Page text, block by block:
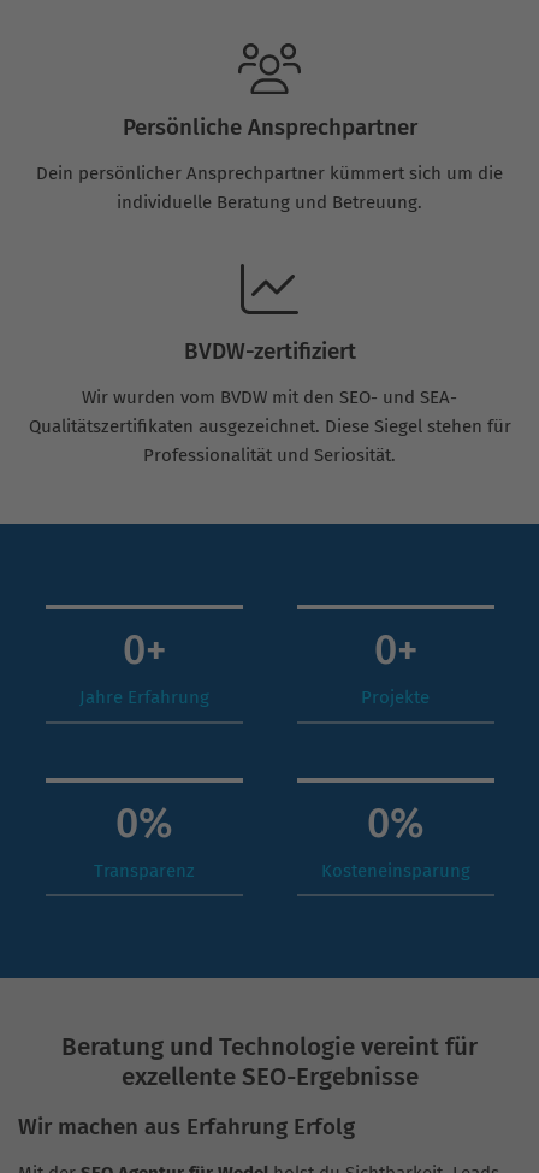
Persönliche Ansprechpartner
Dein persönlicher Ansprechpartner kümmert sich um die
individuelle Beratung und Betreuung.
BVDW-zertifiziert
Wir wurden vom BVDW mit den SEO- und SEA-
Qualitätszertifikaten ausgezeichnet. Diese Siegel stehen für
Professionalität und Seriosität.
0+
Jahre Erfahrung
0+
Projekte
0%
Transparenz
0%
Kosteneinsparung
Beratung und Technologie vereint für
exzellente SEO-Ergebnisse
Wir machen aus Erfahrung Erfolg